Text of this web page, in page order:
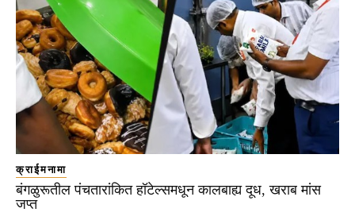
क्राईमनामा
बंगळुरूतील पंचतारांकित हॉटेल्समधून कालबाह्य दूध, खराब मांस
जप्त